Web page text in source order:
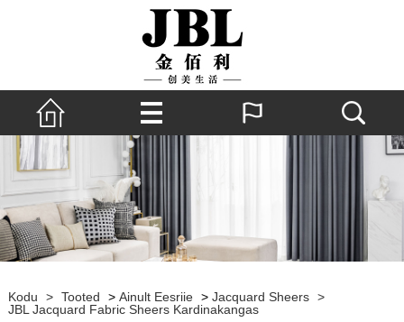
Kodu > Tooted > Ainult Eesriie > Jacquard Sheers >
JBL Jacquard Fabric Sheers Kardinakangas